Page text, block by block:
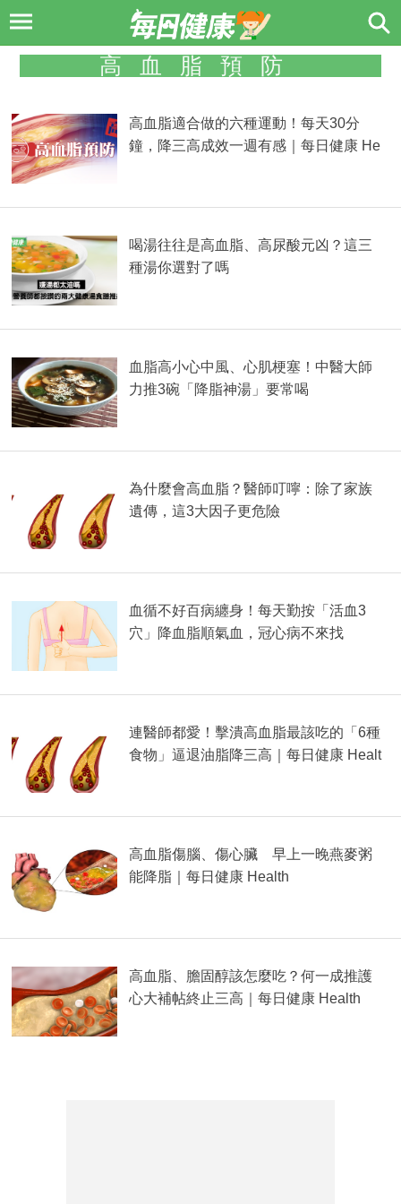
高血脂預防
高血脂適合做的六種運動！每天30分
鐘，降三高成效一週有感｜每日健康 He
喝湯往往是高血脂、高尿酸元凶？這三
種湯你選對了嗎
血脂高小心中風、心肌梗塞！中醫大師
力推3碗「降脂神湯」要常喝
為什麼會高血脂？醫師叮嚀：除了家族
遺傳，這3大因子更危險
血循不好百病纏身！每天勤按「活血3
穴」降血脂順氣血，冠心病不來找
連醫師都愛！擊潰高血脂最該吃的「6種
食物」逼退油脂降三高｜每日健康 Healt
高血脂傷腦、傷心臟 早上一晚燕麥粥
能降脂｜每日健康 Health
高血脂、膽固醇該怎麼吃？何一成推護
心大補帖終止三高｜每日健康 Health